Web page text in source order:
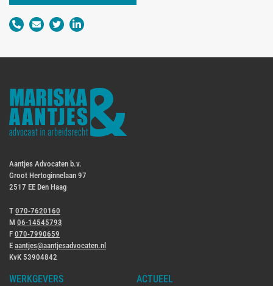
Aantjes Advocaten b.v.
Groot Hertoginnelaan 97
2517 EE Den Haag
T 070-7620160
M 06-14545793
F 070-7990659
E aantjes@aantjesadvocaten.nl
KvK 53904842
WERKGEVERS ACTUEEL